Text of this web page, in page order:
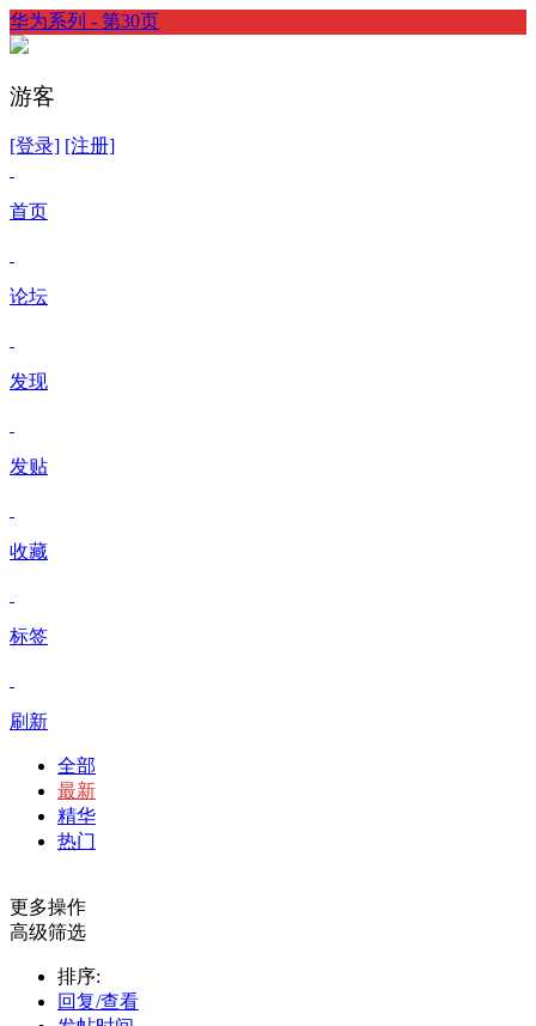
华为系列 - 第30页
游客
[登录] [注册]
首页
论坛
发现
发贴
收藏
标签
刷新
全部
最新
精华
热门
更多操作
高级筛选
排序:
回复/查看